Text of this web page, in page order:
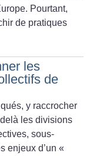
Pourtant,
de pratiques
les
de
y raccrocher
les divisions
sous-
enjeux d’un «